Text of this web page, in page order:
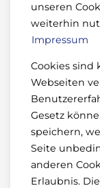
unseren
weiterhin
Impressum
Cookies sind
Webseiten
Gesetz
speichern,
Seite
anderen
Erlaubnis.